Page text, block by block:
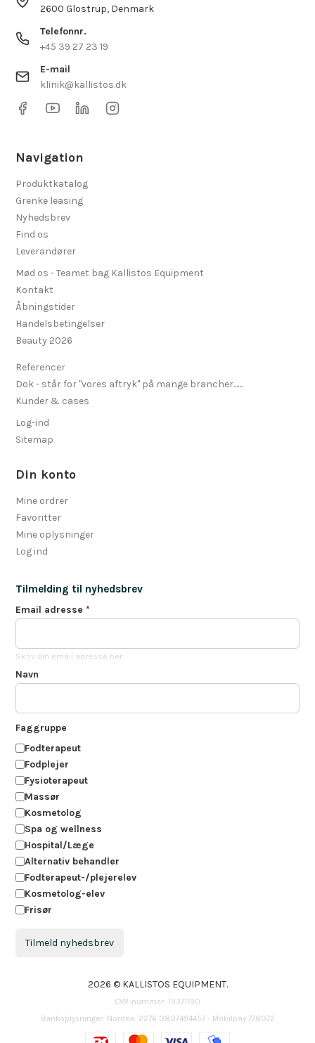
2600 Glostrup, Denmark
Telefonnr.
+45 39 27 23 19
E-mail
klinik@kallistos.dk
Navigation
Produktkatalog
Grenke leasing
Nyhedsbrev
Find os
Leverandører
Mød os - Teamet bag Kallistos Equipment
Kontakt
Åbningstider
Handelsbetingelser
Beauty 2026
Referencer
Dok - står for "vores aftryk" på mange brancher.......
Kunder & cases
Log-ind
Sitemap
Din konto
Mine ordrer
Favoritter
Mine oplysninger
Log ind
Tilmelding til nyhedsbrev
Email adresse*
Skriv din email adresse her
Navn
Faggruppe
Fodterapeut
Fodplejer
Fysioterapeut
Massør
Kosmetolog
Spa og wellness
Hospital/Læge
Alternativ behandler
Fodterapeut-/plejerelev
Kosmetolog-elev
Frisør
Tilmeld nyhedsbrev
2026 © KALLISTOS EQUIPMENT.
CVR-nummer: 19371190
Bankoplysninger: Nordea: 2276 0807494457 - Mobilpay 778072